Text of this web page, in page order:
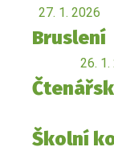
27. 1. 2026
Bruslení
26. 1.
Školní